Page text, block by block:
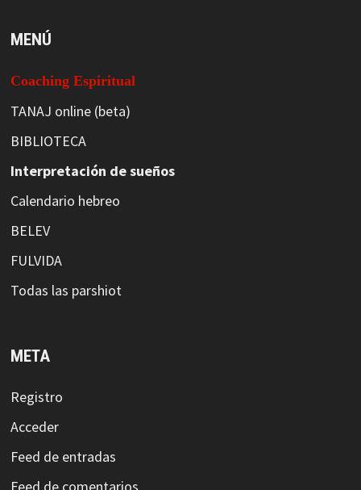
MENÚ
Coaching Espiritual
TANAJ online (beta)
BIBLIOTECA
Interpretación de sueños
Calendario hebreo
BELEV
FULVIDA
Todas las parshiot
META
Registro
Acceder
Feed de entradas